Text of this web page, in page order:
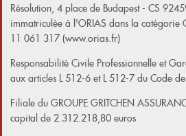
Résolution, 4 place de Budapest - CS
immatriculée à l'ORIAS dans la catégorie
11 061 317 (www.orias.fr)
Responsabilité Civile Professionnelle et
aux articles L 512‐6 et L 512‐7 du Code
Filiale du GROUPE GRITCHEN
capital de 2.312.218,80 euros